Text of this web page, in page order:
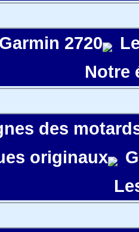
Garmin 2720
Notre
des
originaux